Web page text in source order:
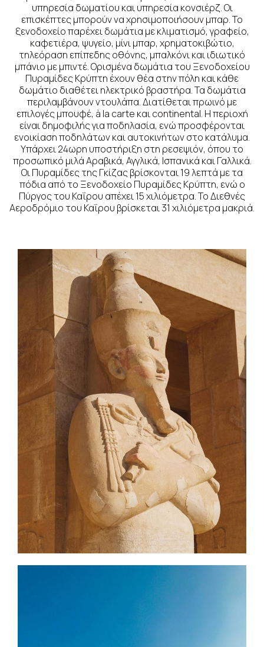
υπηρεσία δωματίου και υπηρεσία κονσιέρζ. Οι
επισκέπτες μπορούν να χρησιμοποιήσουν μπαρ. Το
ξενοδοχείο παρέχει δωμάτια με κλιματισμό, γραφείο,
καφετιέρα, ψυγείο, μίνι μπαρ, χρηματοκιβώτιο,
τηλεόραση επίπεδης οθόνης, μπαλκόνι και ιδιωτικό
μπάνιο με μπιντέ. Ορισμένα δωμάτια του Ξενοδοχείου
Πυραμίδες Κρύπτη έχουν θέα στην πόλη και κάθε
δωμάτιο διαθέτει ηλεκτρικό βραστήρα. Τα δωμάτια
περιλαμβάνουν ντουλάπα. Διατίθεται πρωινό με
επιλογές μπουφέ, à la carte και continental. Η περιοχή
είναι δημοφιλής για ποδηλασία, ενώ προσφέρονται
ενοικίαση ποδηλάτων και αυτοκινήτων στο κατάλυμα.
Υπάρχει 24ωρη υποστήριξη στη ρεσεψιόν, όπου το
προσωπικό μιλά Αραβικά, Αγγλικά, Ισπανικά και Γαλλικά.
Οι Πυραμίδες της Γκίζας βρίσκονται 19 λεπτά με τα
πόδια από το Ξενοδοχείο Πυραμίδες Κρύπτη, ενώ ο
Πύργος του Καΐρου απέχει 15 χιλιόμετρα. Το Διεθνές
Αεροδρόμιο του Καΐρου βρίσκεται 31 χιλιόμετρα μακριά.